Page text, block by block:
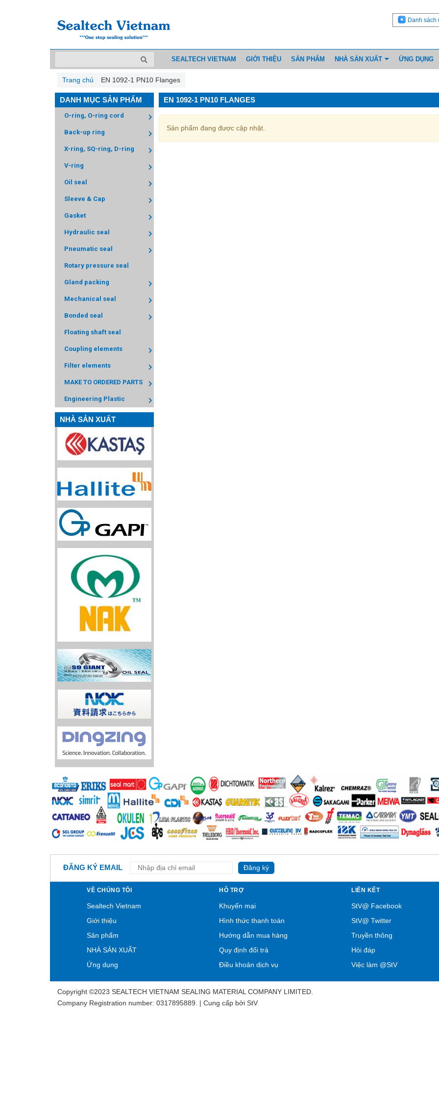
Danh sách
SEALTECH VIETNAM GIỚI THIỆU SẢN PHẨM NHÀ SẢN XUẤT ỨNG DỤNG
Trang chủ EN 1092-1 PN10 Flanges
DANH MỤC SẢN PHẨM
O-ring, O-ring cord
Back-up ring
X-ring, SQ-ring, D-ring
V-ring
Oil seal
Sleeve & Cap
Gasket
Hydraulic seal
Pneumatic seal
Rotary pressure seal
Gland packing
Mechanical seal
Bonded seal
Floating shaft seal
Coupling elements
Filter elements
MAKE TO ORDERED PARTS
Engineering Plastic
NHÀ SẢN XUẤT
EN 1092-1 PN10 FLANGES
Sản phẩm đang được cập nhật.
ĐĂNG KÝ EMAIL Đăng ký
VỀ CHÚNG TÔI
Sealtech Vietnam
Giới thiệu
Sản phẩm
NHÀ SẢN XUẤT
Ứng dụng
HỖ TRỢ
Khuyến mại
Hình thức thanh toán
Hướng dẫn mua hàng
Quy định đổi trả
Điều khoản dịch vụ
LIÊN KẾT
StV@ Facebook
StV@ Twitter
Truyền thông
Hỏi đáp
Việc làm @StV
Copyright ©2023 SEALTECH VIETNAM SEALING MATERIAL COMPANY LIMITED.
Company Registration number: 0317895889. | Cung cấp bởi StV